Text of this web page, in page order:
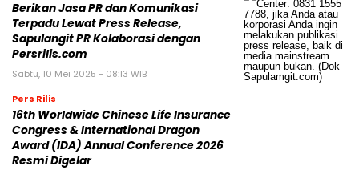
Berikan Jasa PR dan Komunikasi
Terpadu Lewat Press Release,
Sapulangit PR Kolaborasi dengan
Persrilis.com
Sabtu, 10 Mei 2025 - 08:13 WIB
Pers Rilis
16th Worldwide Chinese Life Insurance
Congress & International Dragon
Award (IDA) Annual Conference 2026
Resmi Digelar